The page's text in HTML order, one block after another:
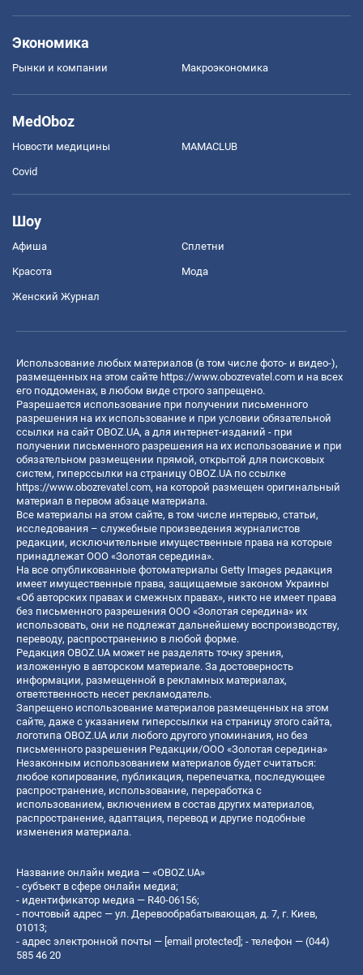
Экономика
Рынки и компании Mакроэкономика
MedOboz
Новости медицины MAMACLUB
Covid
Шоу
Афиша Сплетни
Красота Мода
Женский Журнал
Использование любых материалов (в том числе фото- и видео-),
размещенных на этом сайте https://www.obozrevatel.com и на всех
его поддоменах, в любом виде строго запрещено.
Разрешается использование при получении письменного
разрешения на их использование и при условии обязательной
ссылки на сайт OBOZ.UA, а для интернет-изданий - при
получении письменного разрешения на их использование и при
обязательном размещении прямой, открытой для поисковых
систем, гиперссылки на страницу OBOZ.UA по ссылке
https://www.obozrevatel.com, на которой размещен оригинальный
материал в первом абзаце материала.
Все материалы на этом сайте, в том числе интервью, статьи,
исследования – служебные произведения журналистов
редакции, исключительные имущественные права на которые
принадлежат ООО «Золотая середина».
На все опубликованные фотоматериалы Getty Images редакция
имеет имущественные права, защищаемые законом Украины
«Об авторских правах и смежных правах», никто не имеет права
без письменного разрешения ООО «Золотая середина» их
использовать, они не подлежат дальнейшему воспроизводству,
переводу, распространению в любой форме.
Редакция OBOZ.UA может не разделять точку зрения,
изложенную в авторском материале. За достоверность
информации, размещенной в рекламных материалах,
ответственность несет рекламодатель.
Запрещено использование материалов размещенных на этом
сайте, даже с указанием гиперссылки на страницу этого сайта,
логотипа OBOZ.UA или любого другого упоминания, но без
письменного разрешения Редакции/ООО «Золотая середина»
Незаконным использованием материалов будет считаться:
любое копирование, публикация, перепечатка, последующее
распространение, использование, переработка с
использованием, включением в состав других материалов,
распространение, адаптация, перевод и другие подобные
изменения материала.
Название онлайн медиа — «OBOZ.UA»
- субъект в сфере онлайн медиа;
- идентификатор медиа — R40-06156;
- почтовый адрес — ул. Деревообрабатывающая, д. 7, г. Киев,
01013;
- адрес электронной почты — [email protected] ; - телефон — (044)
585 46 20